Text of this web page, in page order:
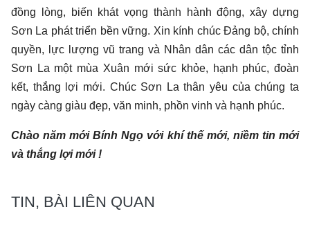
đồng lòng, biến khát vọng thành hành động, xây dựng
Sơn La phát triển bền vững. Xin kính chúc Đảng bộ, chính
quyền, lực lượng vũ trang và Nhân dân các dân tộc tỉnh
Sơn La một mùa Xuân mới sức khỏe, hạnh phúc, đoàn
kết, thắng lợi mới. Chúc Sơn La thân yêu của chúng ta
ngày càng giàu đẹp, văn minh, phồn vinh và hạnh phúc.
Chào năm mới Bính Ngọ với khí thế mới, niềm tin mới
và thắng lợi mới !
TIN, BÀI LIÊN QUAN